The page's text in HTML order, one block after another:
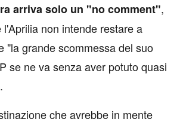
arriva solo un "no comment",
non intende restare a
"la grande scommessa del suo
se ne va senza aver potuto quasi
che avrebbe in mente